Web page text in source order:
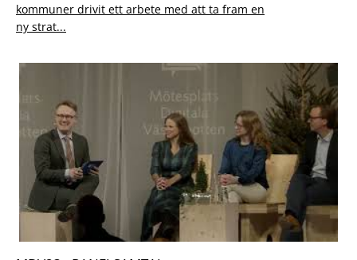
kommuner drivit ett arbete med att ta fram en
ny strat...